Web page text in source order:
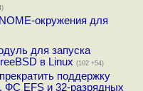
окружения для
для запуска
в Linux (102 +54)
поддержку
ФС EFS и 32-разрядных